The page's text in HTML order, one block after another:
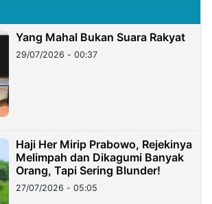
Yang Mahal Bukan Suara Rakyat
29/07/2026 - 00:37
Haji Her Mirip Prabowo, Rejekinya
Melimpah dan Dikagumi Banyak
Orang, Tapi Sering Blunder!
27/07/2026 - 05:05